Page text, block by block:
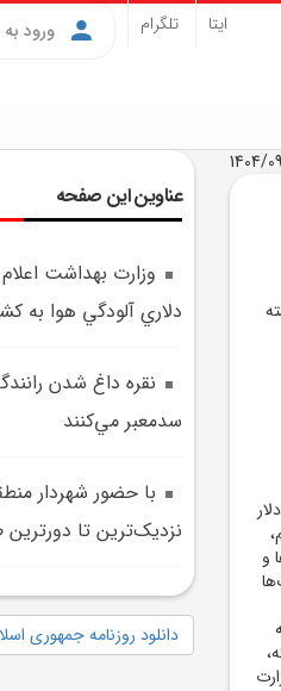
ورود ایتا تلگرام
حدود 17 ميليارد دلار
و
عناوین این صفحه
دلاري آلودگي هوا به
نقره داغ شدن
سدمعبر مي‌کنند
نزديک‌ترين تا
دانلود روزنامه جمهوری اسلامی دوشنبه